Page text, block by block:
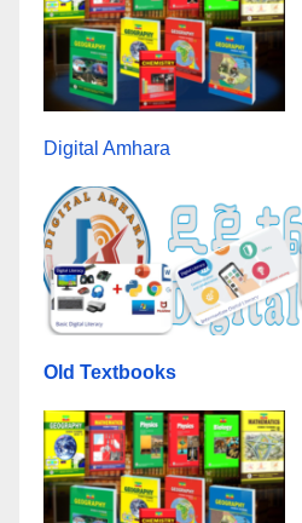
Digital Amhara
Old Textbooks